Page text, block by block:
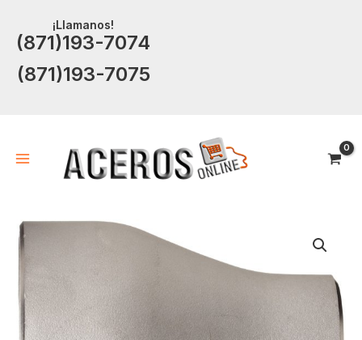
contenido
¡Llamanos!
(871)193-7074
(871)193-7075